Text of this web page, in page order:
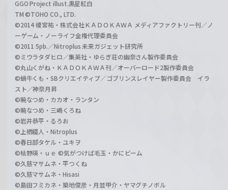
GGO Project illust.黒星紅白
TM ©TOHO CO., LTD.
©2014 榎宮祐・株式会社ＫＡＤＯＫＡＷＡ メディアファクトリー刊／ノ
ーゲーム・ノーライフ全権代理委員会
©2011 5pb.／Nitroplus 未来ガジェット研究所
©ミウラタダヒロ／集英社・ゆらぎ荘の幽奈さん製作委員会
©丸山くがね・ＫＡＤＯＫＡＷＡ刊／オーバーロード2製作委員会
©蝸牛くも・SBクリエイティブ／ゴブリンスレイヤー製作委員会 イラ
スト／神奈月昇
©暁なつめ・カカオ・ランタン
©暁なつめ・三嶋くろね
©岩井恭平・るろお
©上栖綴人・Nitroplus
©春日部タケル・ユキヲ
©枯野瑛・ｕｅ ©気がつけば毛玉・かにビーム
©久慈マサムネ・平つくね
©久慈マサムネ・Hisasi
©島田フミカネ・築地俊彦・月並甲介・ヤマグチノボル